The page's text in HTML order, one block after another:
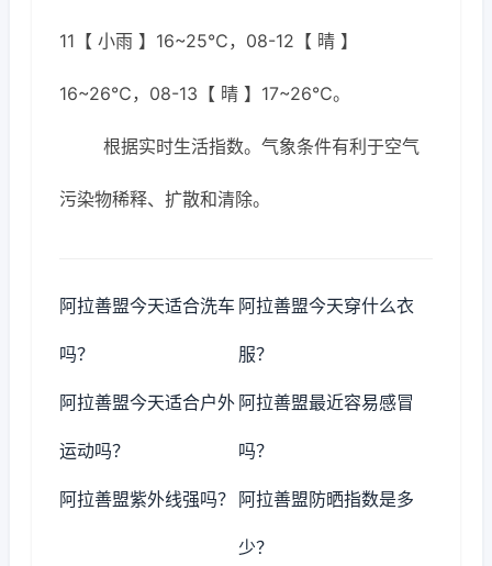
11【 小雨 】16~25℃，08-12【 晴 】
16~26℃，08-13【 晴 】17~26℃。
根据实时生活指数。气象条件有利于空气
污染物稀释、扩散和清除。
阿拉善盟今天适合洗车
吗？
阿拉善盟今天穿什么衣
服？
阿拉善盟今天适合户外
运动吗？
阿拉善盟最近容易感冒
吗？
阿拉善盟紫外线强吗？ 阿拉善盟防晒指数是多
少？